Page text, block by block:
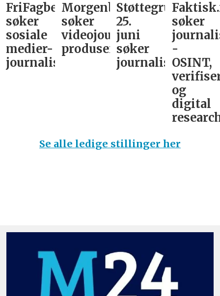
FriFagbevegelse
søker
sosiale
medier-
journalist
Morgenbladet
søker
videojournalist/podkast-
produsent
Støttegruppa
25.
juni
søker
journalist
søker
-
OSINT,
og
digital
Se alle ledige stillinger her